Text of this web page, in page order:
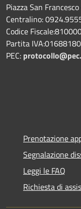
Piazza San
Centralino:
Codice
Partita
PEC:
Prenotazione
Segnalazione
Leggi le FAQ
Richiesta di